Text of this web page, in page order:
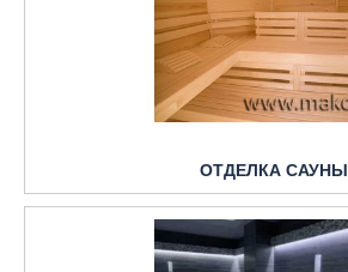
ОТДЕЛКА САУНЫ